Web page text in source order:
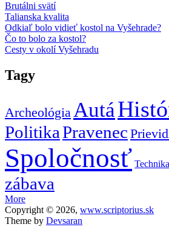
Brutálni svätí
Talianska kvalita
Odkiaľ bolo vidieť kostol na Vyšehrade?
Čo to bolo za kostol?
Cesty v okolí Vyšehradu
Tagy
ArcheológiaAutá
PolitikaPravenec
Spoločnosť Technika
zábava
More
Copyright © 2026, www.scriptorius.sk
Theme by Devsaran